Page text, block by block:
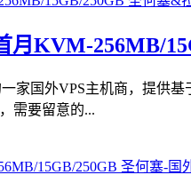
月KVM-256MB/
一家国外VPS主机商，提供
需要留意的...